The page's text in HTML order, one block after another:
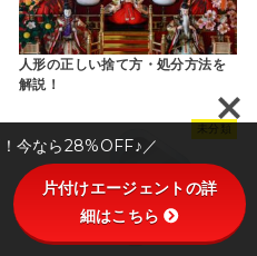
人形の正しい捨て方・処分方法を
解説！
未分類
今なら28%OFF♪／
片付けエージェントの詳
細はこちら